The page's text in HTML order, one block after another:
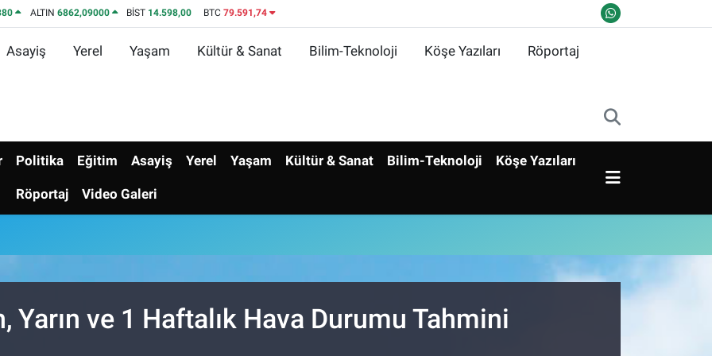
ALTIN 6862,09000 BİST 14.598,00 BTC 79.591,74
Asayiş Yerel Yaşam Kültür & Sanat Bilim-Teknoloji Köşe Yazıları Röportaj
Politika Eğitim Asayiş Yerel Yaşam Kültür & Sanat Bilim-Teknoloji Köşe Yazıları
Röportaj Video Galeri
Yarın ve 1 Haftalık Hava Durumu Tahmini